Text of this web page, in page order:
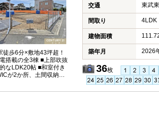
徒歩6分×敷地43坪超！
搭載の全3棟 ■上部吹抜
なLDK20帖 ■和室付き
が2か所、土間収納な
交通 東武
間取り 4LDK
建物面積
築年月 2026
36枚